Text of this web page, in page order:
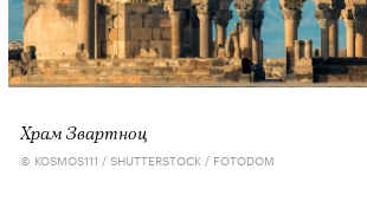
Храм Звартноц
© KOSMOS111 / SHUTTERSTOCK / FOTODOM